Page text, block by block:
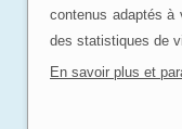
contenus adaptés à
des statistiques de
En savoir plus et